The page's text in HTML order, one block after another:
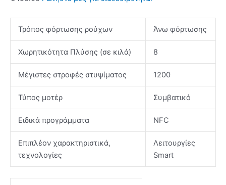
Τρόπος φόρτωσης ρούχων Άνω φόρτωσης
Χωρητικότητα Πλύσης (σε κιλά) 8
Μέγιστες στροφές στυψίματος 1200
Τύπος μοτέρ Συμβατικό
Ειδικά προγράμματα NFC
Επιπλέον χαρακτηριστικά,
τεχνολογίες
Λειτουργίες
Smart